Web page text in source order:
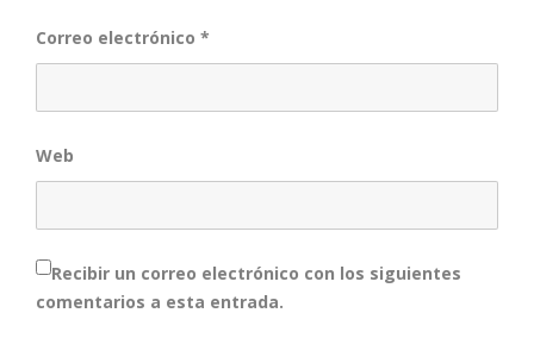
Correo electrónico *
Web
Recibir un correo electrónico con los siguientes
comentarios a esta entrada.